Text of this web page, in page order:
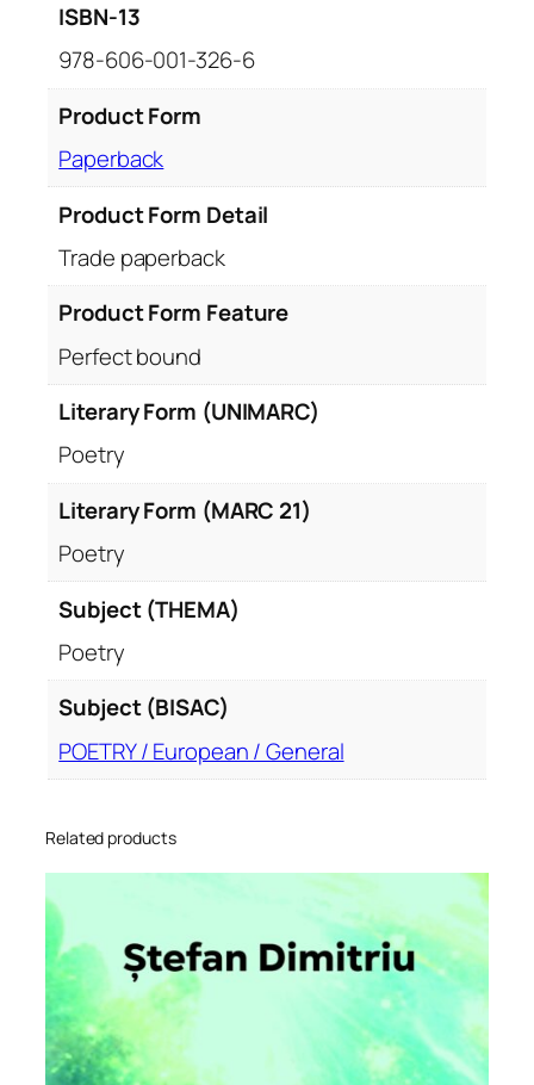
ISBN-13
978-606-001-326-6
Product Form
Paperback
Product Form Detail
Trade paperback
Product Form Feature
Perfect bound
Literary Form (UNIMARC)
Poetry
Literary Form (MARC 21)
Poetry
Subject (THEMA)
Poetry
Subject (BISAC)
POETRY / European / General
Related products